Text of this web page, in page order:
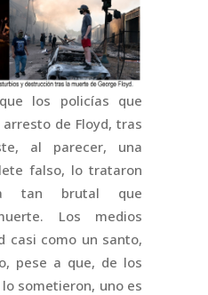
los policías que
de Floyd, tras
al parecer, una
falso, lo trataron
tan brutal que
Los medios
casi como un santo,
pese a que, de los
sometieron, uno es